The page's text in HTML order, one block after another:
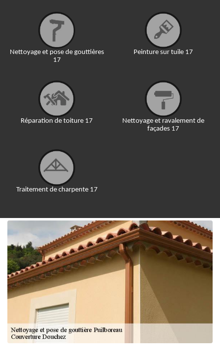
Nettoyage et pose de gouttières
17
Réparation de toiture 17
Traitement de charpente 17
Peinture sur tuile 17
Nettoyage et ravalement de
façades 17